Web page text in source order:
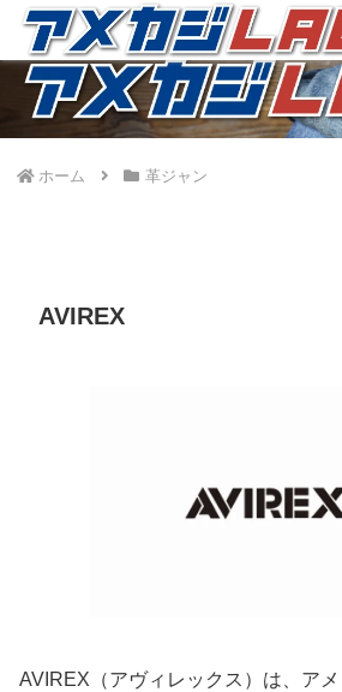
アメカジファッションに合うファッションア
ホーム 革ジャン
AVIREX
AVIREX（アヴィレックス）は、ア